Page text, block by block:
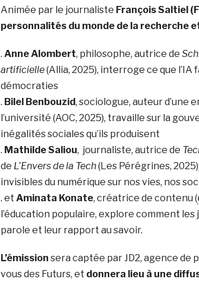
Animée par le journaliste François Saltiel
personnalités du monde de la recherche
. Anne Alombert, philosophe, autrice de
artificielle(Allia, 2025), interroge ce que
démocraties
. Bilel Benbouzid, sociologue, auteur d’une
l’université (AOC, 2025), travaille sur la
inégalités sociales qu’ils produisent
. Mathilde Saliou, journaliste, autrice de
de L’Envers de la Tech(Les Pérégrines,
invisibles du numérique sur nos vies, nos
. et Aminata Konate, créatrice de contenu (
l’éducation populaire, explore comment
parole et leur rapport au savoir.
L’émission sera captée par JD2, agence de
vous des Futurs, et donnera lieu à une